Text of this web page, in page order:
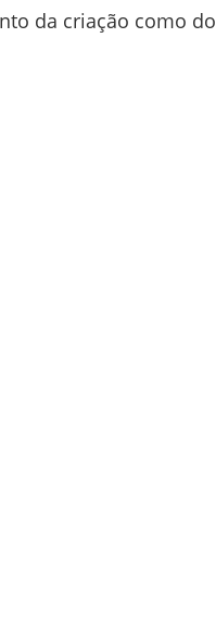
da criação como do